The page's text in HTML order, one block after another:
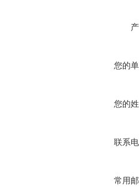
您的
您的
联系
常用